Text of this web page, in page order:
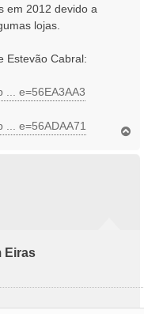
em 2012 devido a
lojas.
Estevão Cabral:
... e=56EA3AA3
e=56ADAA71
Eiras